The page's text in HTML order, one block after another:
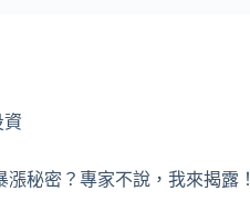
資
漲秘密？專家不說，我來揭露！